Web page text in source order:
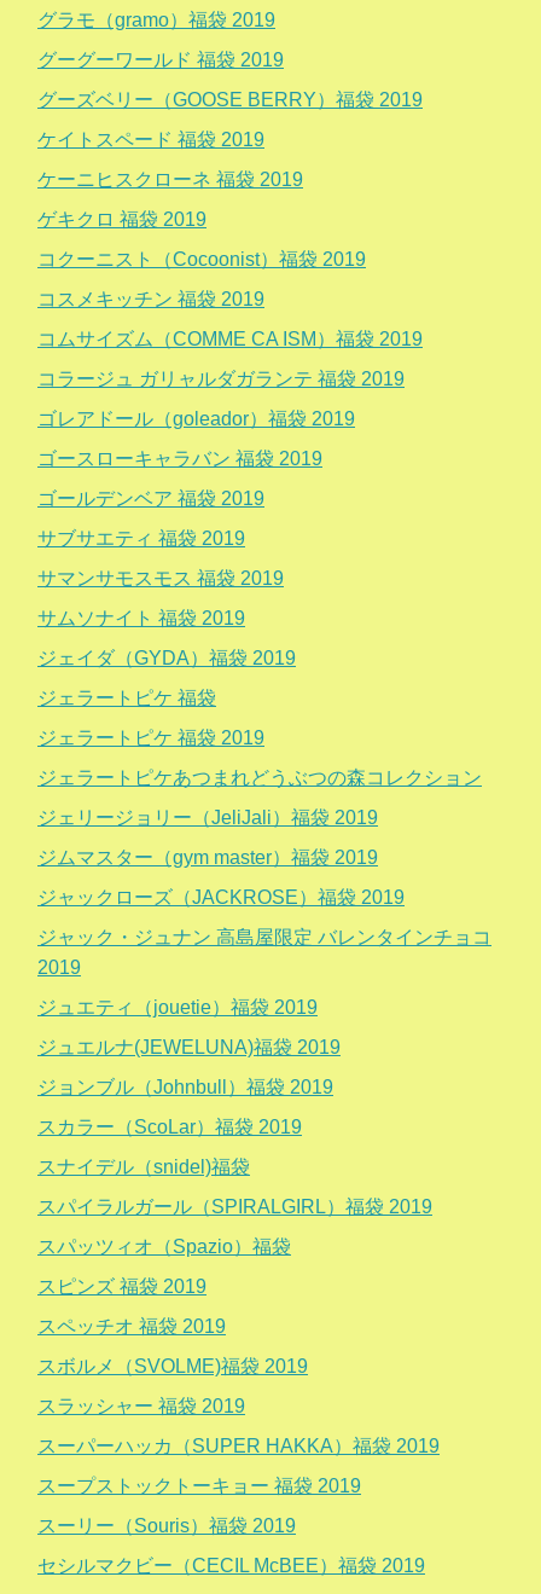
グラモ（gramo）福袋 2019
グーグーワールド 福袋 2019
グーズベリー（GOOSE BERRY）福袋 2019
ケイトスペード 福袋 2019
ケーニヒスクローネ 福袋 2019
ゲキクロ 福袋 2019
コクーニスト（Cocoonist）福袋 2019
コスメキッチン 福袋 2019
コムサイズム（COMME CA ISM）福袋 2019
コラージュ ガリャルダガランテ 福袋 2019
ゴレアドール（goleador）福袋 2019
ゴースローキャラバン 福袋 2019
ゴールデンベア 福袋 2019
サブサエティ 福袋 2019
サマンサモスモス 福袋 2019
サムソナイト 福袋 2019
ジェイダ（GYDA）福袋 2019
ジェラートピケ 福袋
ジェラートピケ 福袋 2019
ジェラートピケあつまれどうぶつの森コレクション
ジェリージョリー（JeliJali）福袋 2019
ジムマスター（gym master）福袋 2019
ジャックローズ（JACKROSE）福袋 2019
ジャック・ジュナン 高島屋限定 バレンタインチョコ
2019
ジュエティ（jouetie）福袋 2019
ジュエルナ(JEWELUNA)福袋 2019
ジョンブル（Johnbull）福袋 2019
スカラー（ScoLar）福袋 2019
スナイデル（snidel)福袋
スパイラルガール（SPIRALGIRL）福袋 2019
スパッツィオ（Spazio）福袋
スピンズ 福袋 2019
スペッチオ 福袋 2019
スボルメ（SVOLME)福袋 2019
スラッシャー 福袋 2019
スーパーハッカ（SUPER HAKKA）福袋 2019
スープストックトーキョー 福袋 2019
スーリー（Souris）福袋 2019
セシルマクビー（CECIL McBEE）福袋 2019